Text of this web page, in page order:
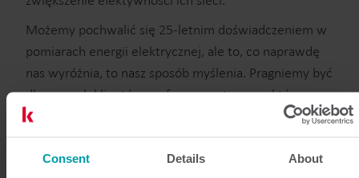
Consent Details About
Możemy pochwalić się 25-letnim doświadczeniem w
pomiarach energii elektrycznej, ale to, co naprawdę
nas wyróżnia, to nasz sposób myślenia. Pragniemy być
dla naszych klientów zaufanym partnerem, który
oferuje im innowacyjne rozwiązania i pomaga im
przygotować się na wyzwania przyszłości.